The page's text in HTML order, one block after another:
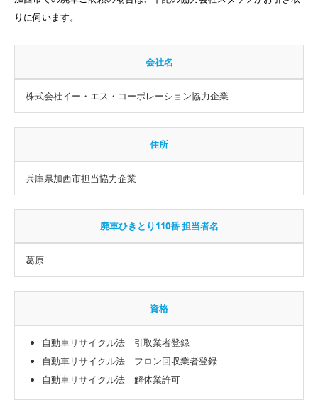
りに伺います。
会社名
株式会社イー・エス・コーポレーション協力企業
住所
兵庫県加西市担当協力企業
廃車ひきとり110番 担当者名
葛原
資格
自動車リサイクル法 引取業者登録
自動車リサイクル法 フロン回収業者登録
自動車リサイクル法 解体業許可